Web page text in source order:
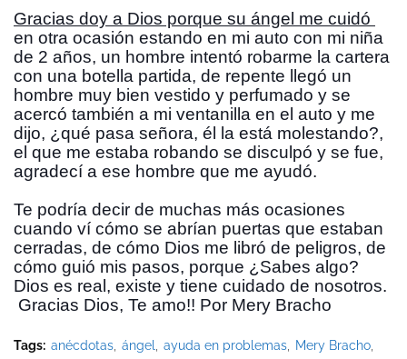
en otra ocasión estando en mi auto con mi niña
de 2 años, un hombre intentó robarme la cartera
con una botella partida, de repente llegó un
hombre muy bien vestido y perfumado y se
acercó también a mi ventanilla en el auto y me
dijo, ¿qué pasa señora, él la está molestando?,
el que me estaba robando se disculpó y se fue,
agradecí a ese hombre que me ayudó.
Te podría decir de muchas más ocasiones
cuando ví cómo se abrían puertas que estaban
cerradas, de cómo Dios me libró de peligros, de
cómo guió mis pasos, porque ¿Sabes algo?
Dios es real, existe y tiene cuidado de nosotros.
Gracias Dios, Te amo!! Por Mery Bracho
Tags: anécdotas ángel ayuda en problemas
Mery Bracho